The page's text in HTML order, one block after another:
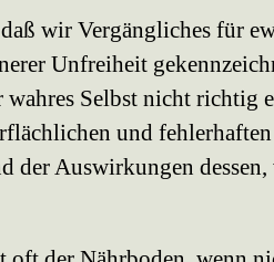
wir Vergängliches für
Unfreiheit
Selbst nicht richtig
und
der Auswirkungen